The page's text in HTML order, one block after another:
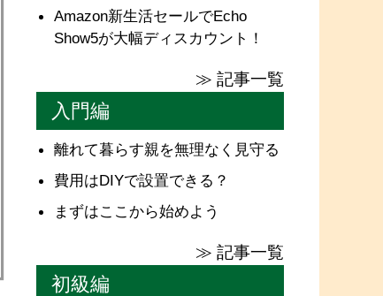
Amazon新生活セールでEcho
Show5が大幅ディスカウント！
≫ 記事一覧
入門編
離れて暮らす親を無理なく見守る
費用はDIYで設置できる？
まずはここから始めよう
≫ 記事一覧
初級編